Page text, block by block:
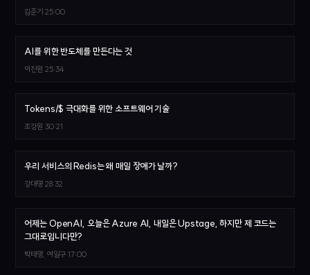
김준기 25:00
AI를 위한 반도체를 만든다는 것
이진원 25:34
Tokens/$ 극대화를 위한 소프트웨어 기술
조강원 30:21
우리 서비스의 Redis는 왜 매일 장애가 날까?
강대명 28:32
어제는 OpenAI, 오늘은 Azure AI, 내일은 Upstage, 하지만 제 코드는
그대로입니다만?
박태영, 여일구 17:00